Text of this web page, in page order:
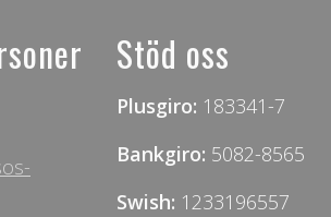
Stöd oss
Plusgiro: 183341-7
Bankgiro: 5082-8565
Swish: 1233196557